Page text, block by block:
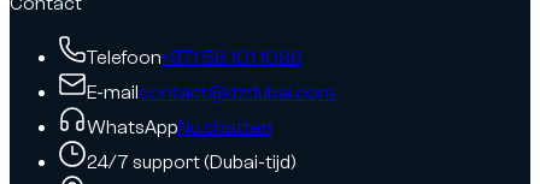
Telefoon+971 58 101 1086
E-mailcontact@dzdubai.com
WhatsAppNu chatten
24/7 support (Dubai-tijd)